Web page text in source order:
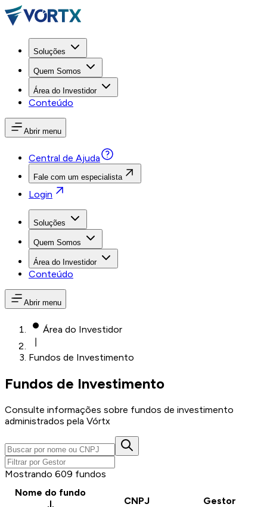
Soluções
Quem Somos
Área do Investidor
Conteúdo
Abrir menu
Central de Ajuda
Fale com um especialista
Login
Soluções
Quem Somos
Área do Investidor
Conteúdo
Abrir menu
Área do Investidor
Fundos de Investimento
Fundos de Investimento
Consulte informações sobre fundos de investimento
administrados pela Vórtx
Mostrando 609 fundos
Nome do fundo
CNPJ Gestor